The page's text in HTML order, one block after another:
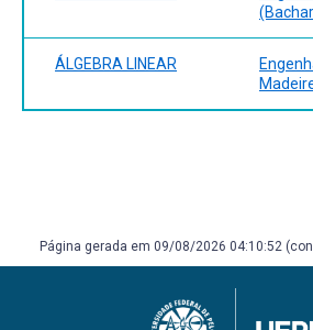
ÁLGEBRA LINEAR
Página gerada em 09/08/2026 04:10:52